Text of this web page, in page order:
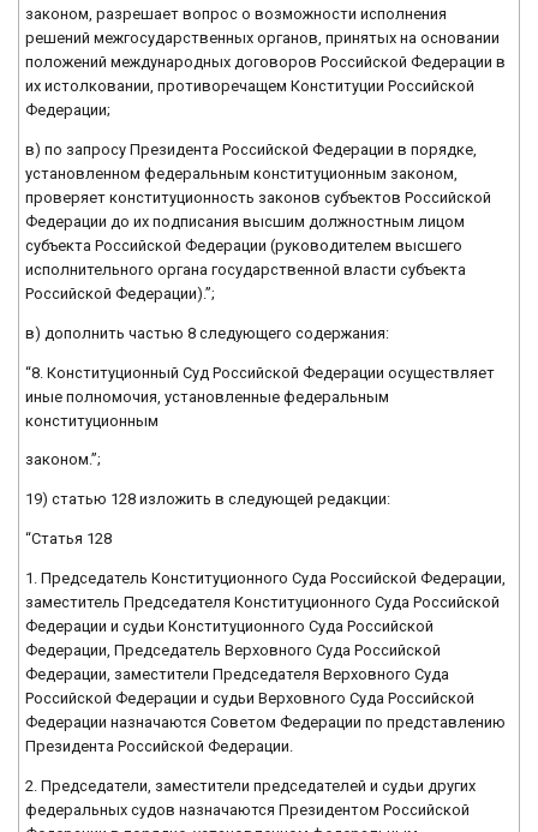
законом, разрешает вопрос о возможности исполнения
решений межгосударственных органов, принятых на основании
положений международных договоров Российской Федерации в
их истолковании, противоречащем Конституции Российской
Федерации;
в) по запросу Президента Российской Федерации в порядке,
установленном федеральным конституционным законом,
проверяет конституционность законов субъектов Российской
Федерации до их подписания высшим должностным лицом
субъекта Российской Федерации (руководителем высшего
исполнительного органа государственной власти субъекта
Российской Федерации).”;
в) дополнить частью 8 следующего содержания:
“8. Конституционный Суд Российской Федерации осуществляет
иные полномочия, установленные федеральным
конституционным
законом.”;
19) статью 128 изложить в следующей редакции:
“Статья 128
1. Председатель Конституционного Суда Российской Федерации,
заместитель Председателя Конституционного Суда Российской
Федерации и судьи Конституционного Суда Российской
Федерации, Председатель Верховного Суда Российской
Федерации, заместители Председателя Верховного Суда
Российской Федерации и судьи Верховного Суда Российской
Федерации назначаются Советом Федерации по представлению
Президента Российской Федерации.
2. Председатели, заместители председателей и судьи других
федеральных судов назначаются Президентом Российской